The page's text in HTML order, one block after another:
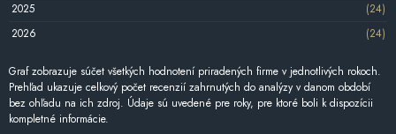
2025
(24)
2026
(24)
Graf zobrazuje súčet všetkých hodnotení priradených firme v jednotlivých rokoch.
Prehľad ukazuje celkový počet recenzií zahrnutých do analýzy v danom období
bez ohľadu na ich zdroj. Údaje sú uvedené pre roky, pre ktoré boli k dispozícii
kompletné informácie.